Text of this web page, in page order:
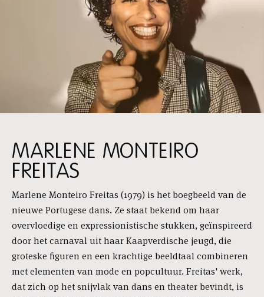
MARLENE MONTEIRO
FREITAS
Marlene Monteiro Freitas (1979) is het boegbeeld van de
nieuwe Portugese dans. Ze staat bekend om haar
overvloedige en expressionistische stukken, geïnspireerd
door het carnaval uit haar Kaapverdische jeugd, die
groteske figuren en een krachtige beeldtaal combineren
met elementen van mode en popcultuur. Freitas' werk,
dat zich op het snijvlak van dans en theater bevindt, is